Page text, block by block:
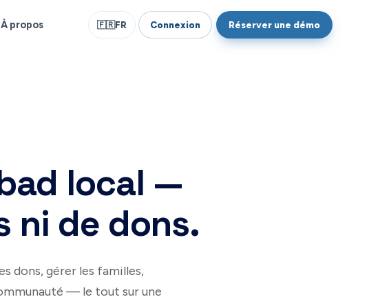
À propos 🇫🇷FR Connexion Réserver une démo
local —
ni de dons.
dons, gérer les familles,
— le tout sur une